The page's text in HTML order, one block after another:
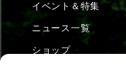
イベント＆特集
ニュース一覧
ショップ